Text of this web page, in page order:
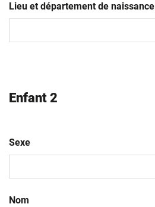
slash
MM
Lieu et département de naissance
Enfant 2
Sexe
Nom